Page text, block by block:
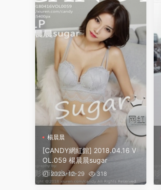
楊晨晨
[CANDY網紅館] 2018.04.16 V
OL.059 楊晨晨sugar
2023-12-29 318